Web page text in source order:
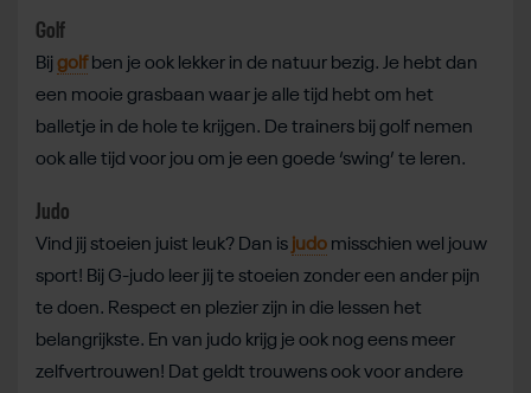
Golf
Bij golfben je ook lekker in de natuur bezig. Je hebt dan
een mooie grasbaan waar je alle tijd hebt om het
balletje in de hole te krijgen. De trainers bij golf nemen
ook alle tijd voor jou om je een goede ‘swing’ te leren.
Judo
Vind jij stoeien juist leuk? Dan is judo misschien wel jouw
sport! Bij G-judo leer jij te stoeien zonder een ander pijn
te doen. Respect en plezier zijn in die lessen het
belangrijkste. En van judo krijg je ook nog eens meer
zelfvertrouwen! Dat geldt trouwens ook voor andere